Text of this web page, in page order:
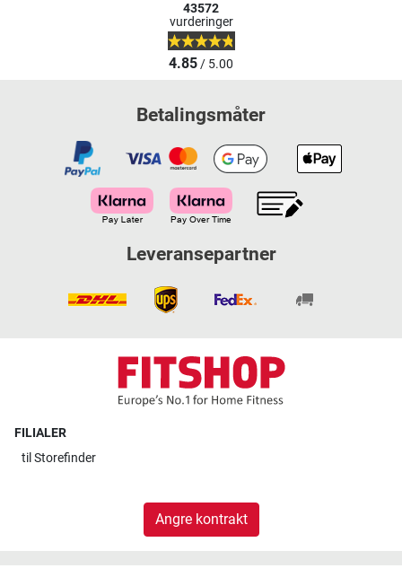
43572
vurderinger
4.85/ 5.00
Betalingsmåter
Leveransepartner
FILIALER
til Storefinder
Angre kontrakt